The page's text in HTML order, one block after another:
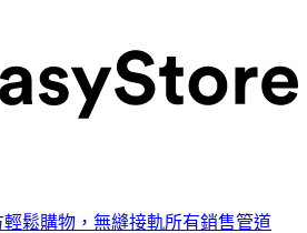
鬆購物，無縫接軌所有銷售管道